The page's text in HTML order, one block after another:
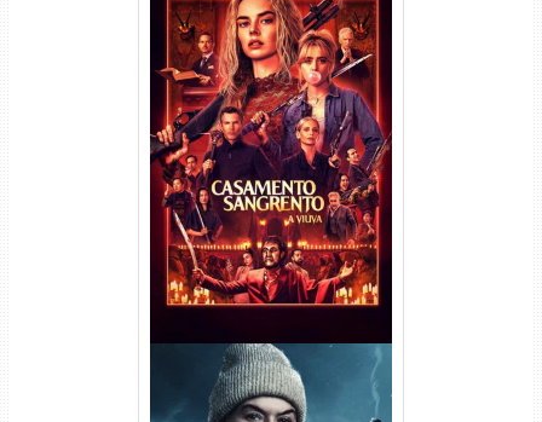
Casamento Sangrento: A
Viúva Torrent (2026) WEB-DL
720p/1080p/4K Dual Áudio